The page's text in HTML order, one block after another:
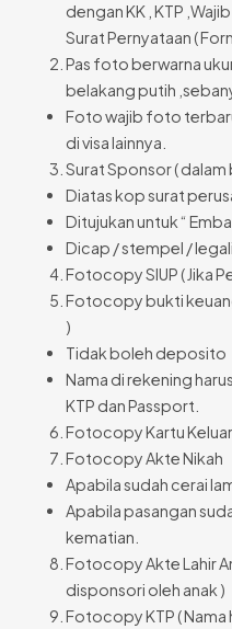
dengan KK , KTP
Surat Pernyataan (
Pas foto berwarna
belakang putih
Foto wajib foto
di visa lainnya.
Surat Sponsor ( dalam
Diatas kop surat
Ditujukan untuk “
Dicap / stempel /
Fotocopy SIUP ( Jika
Fotocopy bukti
)
Tidak boleh deposito
Nama di rekening
KTP dan Passport.
Fotocopy Kartu
Fotocopy Akte Nikah
Apabila sudah cerai
Apabila pasangan
kematian.
Fotocopy Akte Lahir
disponsori oleh anak )
Fotocopy KTP ( Nama